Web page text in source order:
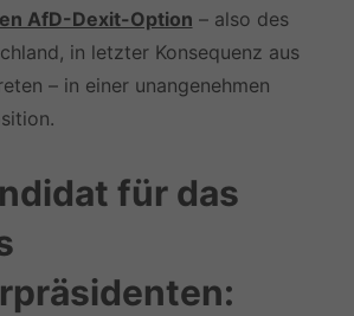
AfD-Dexit-Option – also des
in letzter Konsequenz aus
– in einer unangenehmen
für das